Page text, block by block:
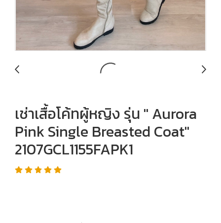
เช่าเสื้อโค้ทผู้หญิง รุ่น " Aurora
Pink Single Breasted Coat"
2107GCL1155FAPK1